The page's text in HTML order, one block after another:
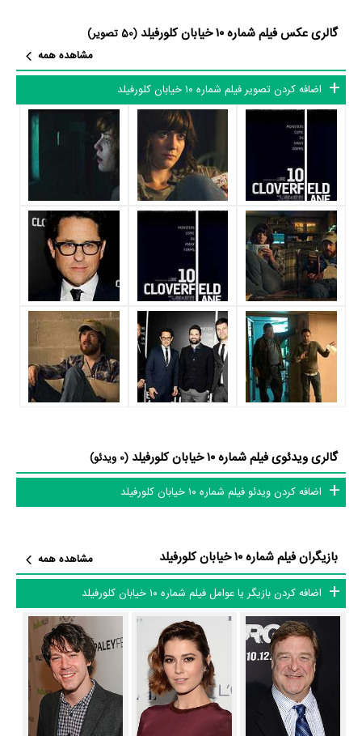
مری الیزابت وینستد
در نقش Michelle،
جان گالاگر جونیور در نقش Emmett،Douglas M.
Griffinدر نقش Driver، سوزان کرایردر نقش Woman، بردلی کوپردر نقش
Ben (voice) و
Sumalee Montano
در نقش Voice on Radio (voice)
بازیگر جلوی دوربین رفته‌اند که از نظر تعداد بازیگران می‌توان شماره ۱۰ خیابان
کلورفیلد را یک اثر کم‌بازیگر و با تعداد شخصیت‌های داستانی کم عنوان کرد.
متوسط سن بازیگران شماره ۱۰ خیابان کلورفیلد براساس میزان سنی که از آنها
در دایرةالمعارف آنلاین سینما و تلویزیون یعنی
ثبت شده، 48 سال است
که نشان می‌دهد بازیگران شماره ۱۰ خیابان کلورفیلد عمدتا از میانسالان هستند.
داستان فیلم شماره ۱۰ خیابان کلورفیلد
از محتوا و داستان فیلم شماره ۱۰ خیابان کلورفیلد چقدر اطلاع دارید؟ فیلم‌نامه
شماره ۱۰ خیابان کلورفیلد توسط
جاش کمپبلوMatthew Stueckenنوشته
در خلاصه داستانی که یا از سوی تیم رسانه‌ای اثر و یا توسط دیگر رسانه‌ها درباره
داستان شماره ۱۰ خیابان کلورفیلد منتشر شده است، می‌خوانیم: ««میشل» که
بعد از مشاجره با نامزدش خانه را ترک کرده با ماشین دچار سانحه میشود.روز
می نامد ادعا دارد کره زمین مورد حمله موجودات فضایی قرار گرفته و او میشل
را از مرگ نجات داده است.بعد از دیدن امت که بازمانده دیگری است کمی از
تردیدهای میشل کاسته میشود اما وقایع بعدی به بحرانی غیرقابل کنترل ختم
میشود.»
فیلم شماره ۱۰ خیابان کلورفیلد و کارنامه فعالیت کارگردان و بازیگران
از نظر تاریخچه فعالیت کارگردان و بازیگران فیلم شماره ۱۰ خیابان کلورفیلد نیز
آمارها و نکات جذابی را می‌توان بیان کرد. براساس آمارها فیلم شماره ۱۰ خیابان
گالری عکس فیلم شماره ۱۰ خیابان کلورفیلد
(50 تصویر)
مشاهده همه
اضافه کردن تصویر فیلم شماره ۱۰ خیابان کلورفیلد
گالری ویدئوی فیلم شماره ۱۰ خیابان کلورفیلد
(0 ویدئو)
اضافه کردن ویدئو فیلم شماره ۱۰ خیابان کلورفیلد
بازیگران فیلم شماره ۱۰ خیابان کلورفیلد
مشاهده همه
اضافه کردن بازیگر یا عوامل فیلم شماره ۱۰ خیابان کلورفیلد